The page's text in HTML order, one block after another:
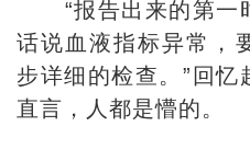
“报告出来的第一
话说血液指标异常，
步详细的检查。”回忆
直言，人都是懵的。